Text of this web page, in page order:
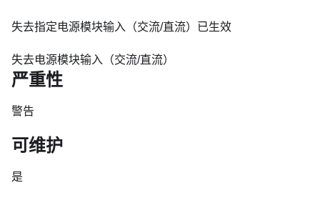
失去指定电源模块输入（交流/直流）已生效
失去电源模块输入（交流/直流）
严重性
警告
可维护
是